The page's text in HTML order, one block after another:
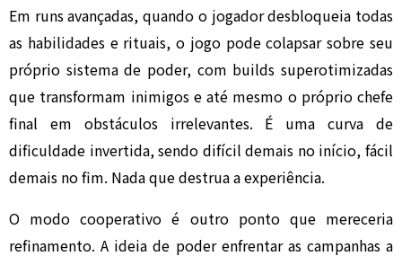
Em runs avançadas, quando o jogador desbloqueia todas
as habilidades e rituais, o jogo pode colapsar sobre seu
próprio sistema de poder, com builds superotimizadas
que transformam inimigos e até mesmo o próprio chefe
final em obstáculos irrelevantes. É uma curva de
dificuldade invertida, sendo difícil demais no início, fácil
demais no fim. Nada que destrua a experiência.
O modo cooperativo é outro ponto que mereceria
refinamento. A ideia de poder enfrentar as campanhas a